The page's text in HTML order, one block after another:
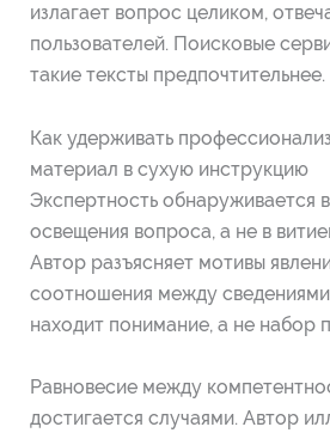
излагает вопрос целиком,
пользователей. Поисковые
такие тексты предпочтительнее.
Как удерживать
материал в сухую инструкцию
Экспертность обнаруживается
освещения вопроса, а не в
Автор разъясняет мотивы
соотношения между
находит понимание, а не набор
Равновесие между
достигается случаями. Автор